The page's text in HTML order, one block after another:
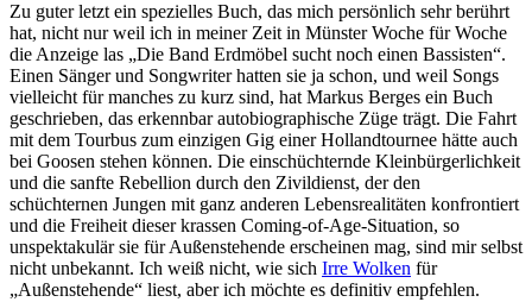
Zu guter letzt ein spezielles Buch, das mich persönlich sehr berührt
hat, nicht nur weil ich in meiner Zeit in Münster Woche für Woche
die Anzeige las „Die Band Erdmöbel sucht noch einen Bassisten“.
Einen Sänger und Songwriter hatten sie ja schon, und weil Songs
vielleicht für manches zu kurz sind, hat Markus Berges ein Buch
geschrieben, das erkennbar autobiographische Züge trägt. Die Fahrt
mit dem Tourbus zum einzigen Gig einer Hollandtournee hätte auch
bei Goosen stehen können. Die einschüchternde Kleinbürgerlichkeit
und die sanfte Rebellion durch den Zivildienst, der den
schüchternen Jungen mit ganz anderen Lebensrealitäten konfrontiert
und die Freiheit dieser krassen Coming-of-Age-Situation, so
unspektakulär sie für Außenstehende erscheinen mag, sind mir selbst
nicht unbekannt. Ich weiß nicht, wie sich Irre Wolken für
„Außenstehende“ liest, aber ich möchte es definitiv empfehlen.